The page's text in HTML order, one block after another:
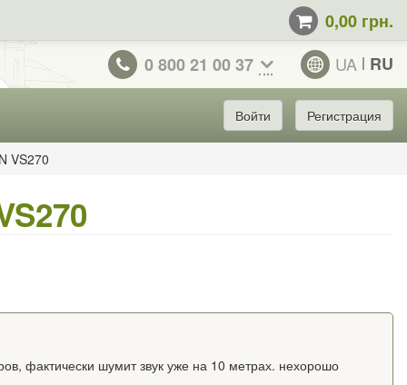
0,00 грн.
0 800 21 00 37 UA RU
Войти Регистрация
VS270
фактически шумит звук уже на 10 метрах. нехорошо